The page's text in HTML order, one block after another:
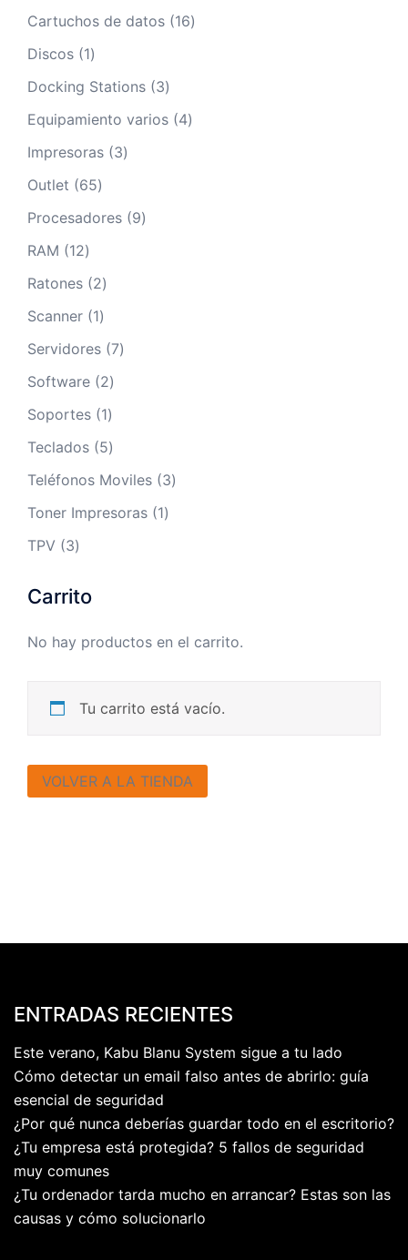
producto
Cartuchos de datos 1616
Discos 11
producto
Docking Stations 33
productos
Equipamiento varios 44
Impresoras 33
Outlet 6565
productos
Procesadores 99
RAM 1212
productos
Ratones 22
productos
Scanner 11
producto
Servidores 77
Software 22
productos
Soportes 11
producto
Teclados 55
productos
Teléfonos Moviles 33
Toner Impresoras 11
TPV 33
Carrito
No hay productos en el carrito.
Tu carrito está vacío.
VOLVER A LA TIENDA
ENTRADAS RECIENTES
Este verano, Kabu Blanu System sigue a tu lado
Cómo detectar un email falso antes de abrirlo: guía
esencial de seguridad
¿Por qué nunca deberías guardar todo en el escritorio?
¿Tu empresa está protegida? 5 fallos de seguridad
muy comunes
¿Tu ordenador tarda mucho en arrancar? Estas son las
causas y cómo solucionarlo